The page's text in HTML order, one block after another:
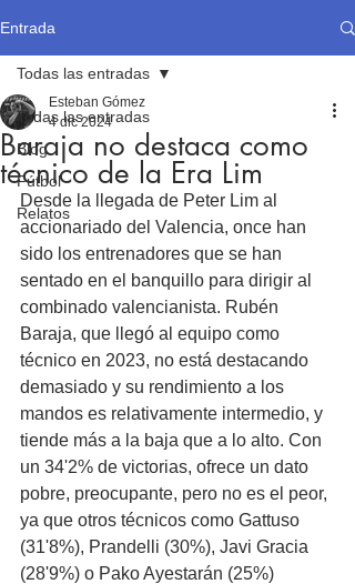
Entrada
Todas las entradas
Blog
Fútbol
Relatos
Todas las entradas
Baraja no destaca como
técnico de la Era Lim
Esteban Gómez
4 dic 2024
Desde la llegada de Peter Lim al
accionariado del Valencia, once han
sido los entrenadores que se han
sentado en el banquillo para dirigir al
combinado valencianista. Rubén
Baraja, que llegó al equipo como
técnico en 2023, no está destacando
demasiado y su rendimiento a los
mandos es relativamente intermedio, y
tiende más a la baja que a lo alto. Con
un 34'2% de victorias, ofrece un dato
pobre, preocupante, pero no es el peor,
ya que otros técnicos como Gattuso
(31'8%), Prandelli (30%), Javi Gracia
(28'9%) o Pako Ayestarán (25%)